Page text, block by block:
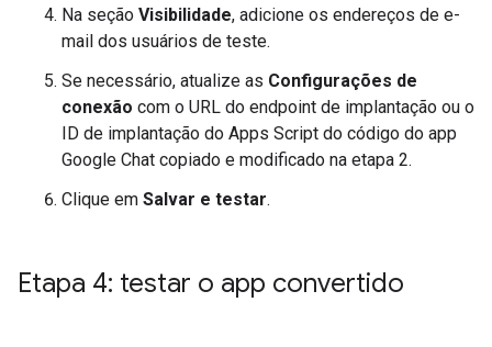
Na seção Visibilidade, adicione os endereços de e-
mail dos usuários de teste.
Se necessário, atualize as Configurações de
conexão com o URL do endpoint de implantação ou o
ID de implantação do Apps Script do código do app
Google Chat copiado e modificado na etapa 2.
Clique em Salvar e testar.
Etapa 4: testar o app convertido